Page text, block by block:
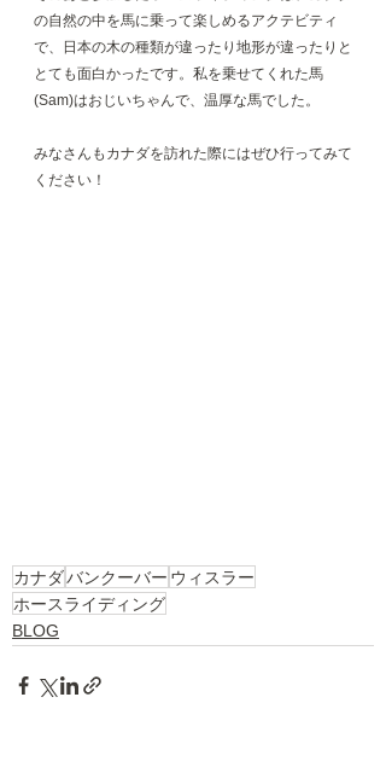
の自然の中を馬に乗って楽しめるアクテビティ
で、日本の木の種類が違ったり地形が違ったりと
とても面白かったです。私を乗せてくれた馬
(Sam)はおじいちゃんで、温厚な馬でした。
みなさんもカナダを訪れた際にはぜひ行ってみて
ください！
カナダバンクーバー ウィスラー
ホースライディング
BLOG